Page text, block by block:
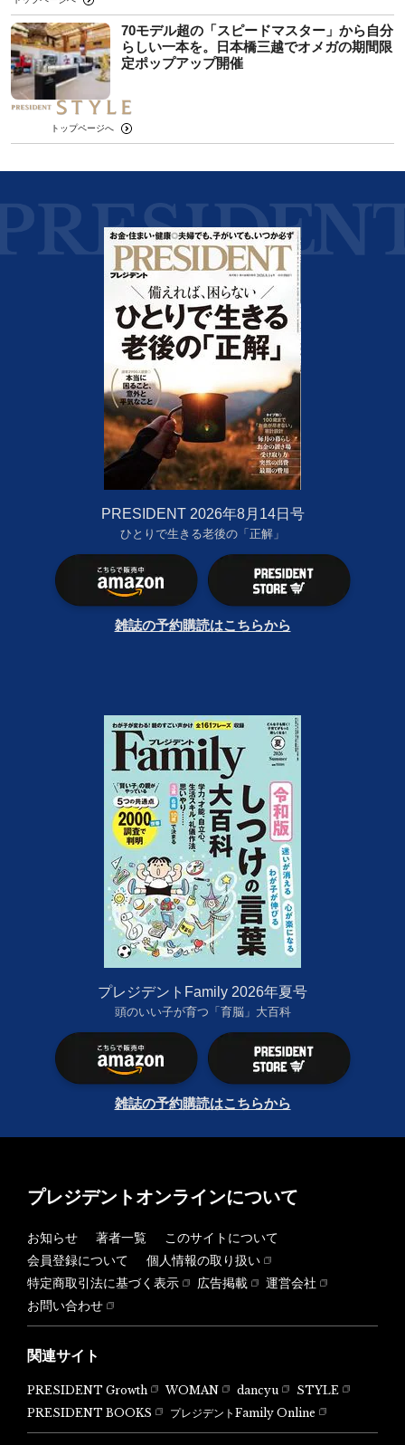
70モデル超の「スピードマスター」から自分
らしい一本を。日本橋三越でオメガの期間限
定ポップアップ開催
トップページへ
PRESIDENT 2026年8月14日号
ひとりで生きる老後の「正解」
雑誌の予約購読はこちらから
プレジデントFamily 2026年夏号
頭のいい子が育つ「育脳」大百科
雑誌の予約購読はこちらから
プレジデントオンラインについて
お知らせ 著者一覧
このサイトについて
会員登録について
個人情報の取り扱い
特定商取引法に基づく表示
広告掲載
運営会社
お問い合わせ
関連サイト
PRESIDENT Growth WOMAN dancyu
STYLE
PRESIDENT BOOKS
プレジデントFamily Online